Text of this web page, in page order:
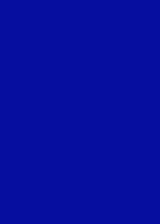
y Vertical
y Bañeras